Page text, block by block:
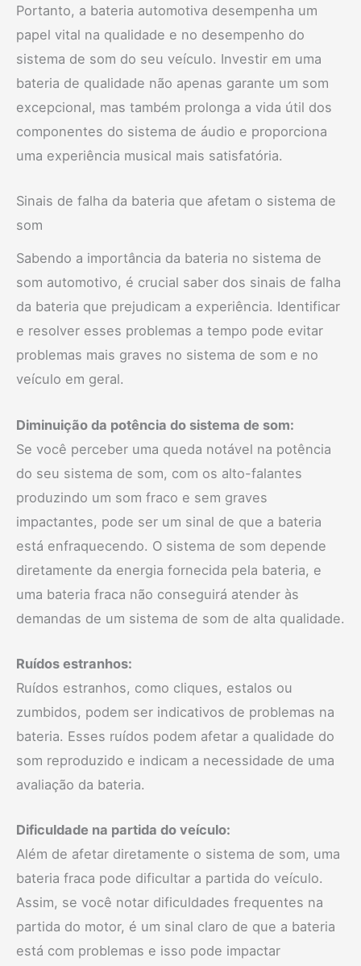
Portanto, a bateria automotiva desempenha um
papel vital na qualidade e no desempenho do
sistema de som do seu veículo. Investir em uma
bateria de qualidade não apenas garante um som
excepcional, mas também prolonga a vida útil dos
componentes do sistema de áudio e proporciona
uma experiência musical mais satisfatória.
Sinais de falha da bateria que afetam o sistema de
som
Sabendo a importância da bateria no sistema de
som automotivo, é crucial saber dos sinais de falha
da bateria que prejudicam a experiência. Identificar
e resolver esses problemas a tempo pode evitar
problemas mais graves no sistema de som e no
veículo em geral.
Diminuição da potência do sistema de som:
Se você perceber uma queda notável na potência
do seu sistema de som, com os alto-falantes
produzindo um som fraco e sem graves
impactantes, pode ser um sinal de que a bateria
está enfraquecendo. O sistema de som depende
diretamente da energia fornecida pela bateria, e
uma bateria fraca não conseguirá atender às
demandas de um sistema de som de alta qualidade.
Ruídos estranhos:
Ruídos estranhos, como cliques, estalos ou
zumbidos, podem ser indicativos de problemas na
bateria. Esses ruídos podem afetar a qualidade do
som reproduzido e indicam a necessidade de uma
avaliação da bateria.
Dificuldade na partida do veículo:
Além de afetar diretamente o sistema de som, uma
bateria fraca pode dificultar a partida do veículo.
Assim, se você notar dificuldades frequentes na
partida do motor, é um sinal claro de que a bateria
está com problemas e isso pode impactar